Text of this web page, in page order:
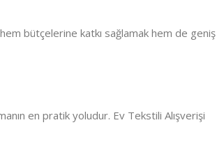
bütçelerine katkı sağlamak hem de geniş
en pratik yoludur. Ev Tekstili Alışverişi